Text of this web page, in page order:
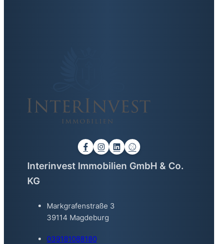
Interinvest Immobilien GmbH & Co.
KG
Markgrafenstraße 3
39114 Magdeburg
039181088180